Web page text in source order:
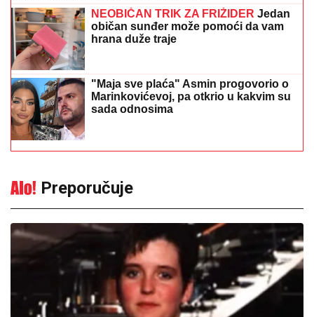
NEOBIČAN TRIK ZA FRIŽIDER Jedan
običan sunđer može pomoći da vam
hrana duže traje
"Maja sve plaća" Asmin progovorio o
Marinkovićevoj, pa otkrio u kakvim su
sada odnosima
Preporučuje